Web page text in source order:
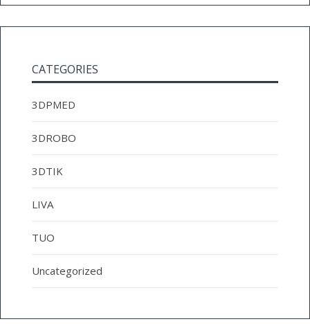
CATEGORIES
3DPMED
3DROBO
3DTIK
LIVA
TUO
Uncategorized